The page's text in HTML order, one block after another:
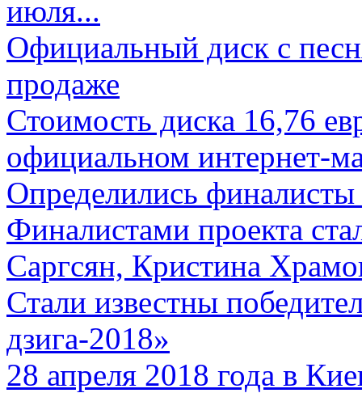
июля...
Официальный диск с
продаже
Стоимость диска 16,76
официальном интернет-
Определились
Финалистами проекта
Саргсян, Кристина
Стали известны
дзига-2018»
28 апреля 2018 года в